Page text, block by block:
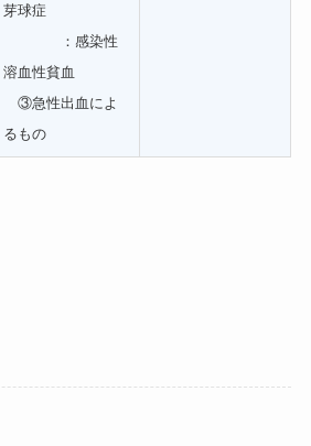
芽球症
：感染性
溶血性貧血
③急性出血によ
るもの